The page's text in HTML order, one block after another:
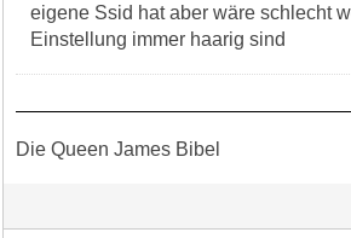
eigene Ssid hat aber wäre schlecht
Einstellung immer haarig sind
Die Queen James Bibel